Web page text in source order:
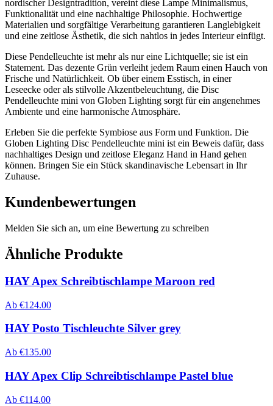
nordischer Designtradition, vereint diese Lampe Minimalismus,
Funktionalität und eine nachhaltige Philosophie. Hochwertige
Materialien und sorgfältige Verarbeitung garantieren Langlebigkeit
und eine zeitlose Ästhetik, die sich nahtlos in jedes Interieur einfügt.
Diese Pendelleuchte ist mehr als nur eine Lichtquelle; sie ist ein
Statement. Das dezente Grün verleiht jedem Raum einen Hauch von
Frische und Natürlichkeit. Ob über einem Esstisch, in einer
Leseecke oder als stilvolle Akzentbeleuchtung, die Disc
Pendelleuchte mini von Globen Lighting sorgt für ein angenehmes
Ambiente und eine harmonische Atmosphäre.
Erleben Sie die perfekte Symbiose aus Form und Funktion. Die
Globen Lighting Disc Pendelleuchte mini ist ein Beweis dafür, dass
nachhaltiges Design und zeitlose Eleganz Hand in Hand gehen
können. Bringen Sie ein Stück skandinavische Lebensart in Ihr
Zuhause.
Kundenbewertungen
Melden Sie sich an, um eine Bewertung zu schreiben
Ähnliche Produkte
HAY Apex Schreibtischlampe Maroon red
Ab €124.00
HAY Posto Tischleuchte Silver grey
Ab €135.00
HAY Apex Clip Schreibtischlampe Pastel blue
Ab €114.00